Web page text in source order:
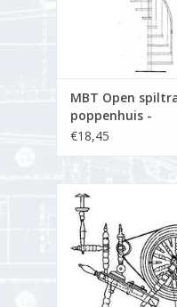
MBT Open
poppenhuis -
Bouwtekening
€18,45
MBT Spinnewiel uit
Bouwtekening
(40.35.014)
TOEVOEGEN AAN